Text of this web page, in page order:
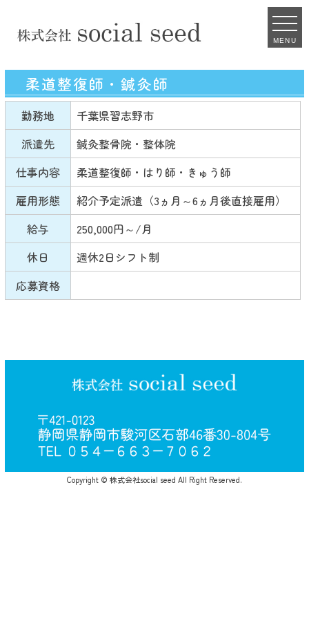
MENU
柔道整復師・鍼灸師
勤務地
千葉県習志野市
派遣先
鍼灸整骨院・整体院
仕事内容
柔道整復師・はり師・きゅう師
雇用形態
紹介予定派遣（3ヵ月～6ヵ月後直接雇用）
給与
250,000円～/月
休日
週休2日シフト制
応募資格
Copyright © 株式会社social seed All Right Reserved.